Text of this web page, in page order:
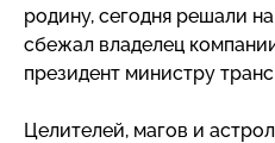
родину, сегодня решали
сбежал владелец
президент министру
Целителей, магов и